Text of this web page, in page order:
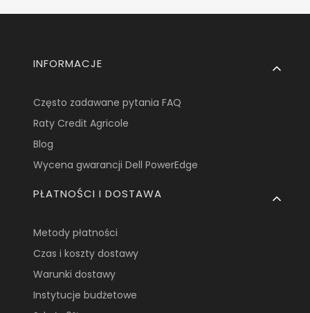
Linki w stopce
INFORMACJE
Często zadawane pytania FAQ
Raty Credit Agricole
Blog
Wycena gwarancji Dell PowerEdge
PŁATNOŚCI I DOSTAWA
Metody płatności
Czas i koszty dostawy
Warunki dostawy
Instytucje budżetowe